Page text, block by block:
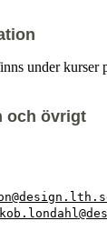
under kurser
och övrigt